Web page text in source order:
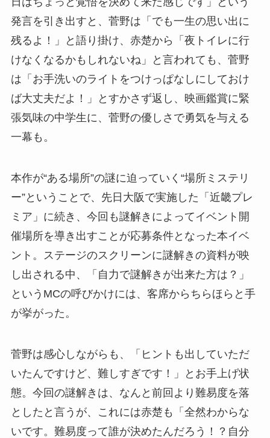
発言を引き出すと、菅野は「でも一生の思い出に
残るよ！」と語り掛け、赤楚から「夜トイレに行
けなくなるかもしれないね」と言われても、菅野
は「お手洗いのライトをつけっぱなしにしておけ
ば大丈夫だよ！」とすかさず返し、映画鑑賞に緊
張気味の中学生に、菅野の優しさで勇気を与える
一幕も。
本作が“ある場所”の謎に迫っていく“場所ミステリ
ー”ということで、先日大阪で実施した「近畿プレ
ミア」に続き、今回も謎解きによってイベント開
催場所を導き出すことが応募条件となった本イベ
ント。ステージのスクリーンに謎解きの資料が映
し出される中、「自力で謎解きが出来た方は？」
というMCの呼びかけには、客席からちらほらと手
が挙がった。
菅野は感心しながらも、「ヒントも出していただ
いたんですけど、難しすぎです！」とお手上げ状
態。今回の謎解きは、なんと前回より難易度を落
としたと言うが、これには赤楚も「全然わからな
いです。難易度って誰が決めたんだろう！？自分